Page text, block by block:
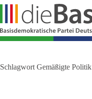
Zum
springen
Schlagwort Gemäßigte Politik